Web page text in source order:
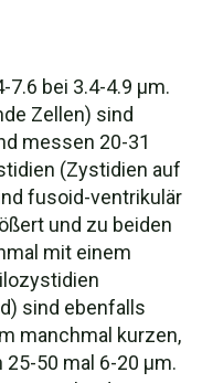
7.6 bei 3.4-4.9 μm.
Zellen) sind
messen 20-31
(Zystidien auf
fusoid-ventrikulär
und zu beiden
mit einem
sind ebenfalls
manchmal kurzen,
50 mal 6-20 μm.